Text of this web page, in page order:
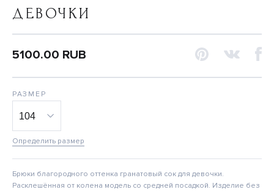
ДЕВОЧКИ
5100.00 RUB
РАЗМЕР
Определить размер
Брюки благородного оттенка гранатовый сок для девочки.
Расклешённая от колена модель со средней посадкой. Изделие без